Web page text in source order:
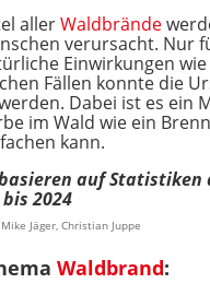
allerWaldbrände
verursacht. Nur
Einwirkungen wie
Fällen konnte die
Dabei ist es ein
im Wald wie ein
kann.
auf Statistiken
2024
Jäger, Christian Juppe
Waldbrand: